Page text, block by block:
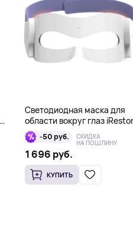
Светодиодная маска для
области вокруг глаз
Illumina LED Eye Mask
-50 руб. СКИДКА
НА ПОШЛИНУ
1 696 руб.
КУПИТЬ